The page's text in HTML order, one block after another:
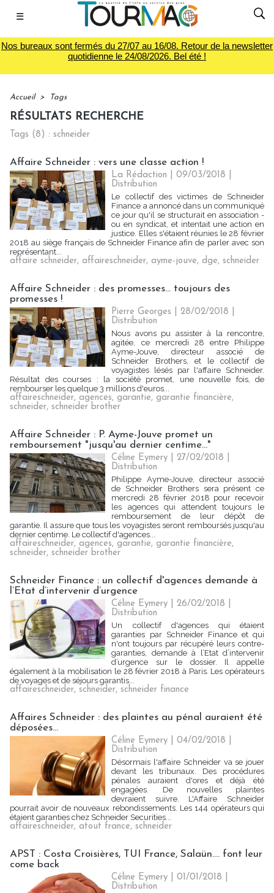
☰
Nos bureaux sont fermés du 27/07 au 16/08. Retour de la newsletter
quotidienne le 24/08/2026. Bel été !
Accueil > Tags
RÉSULTATS RECHERCHE
Tags (8) : schneider
Affaire Schneider : vers une classe action !
La Rédaction | 09/03/2018
Distribution
Le collectif des victimes de Schneider
Finance a annoncé dans un communiqué
ce jour qu'il se structurait en association -
ou en syndicat, et intentait une action en
justice. Elles s'étaient réunies le 28 février
2018 au siège français de Schneider Finance afin de parler avec son
représentant...
affaire schneider, affaireschneider, ayme-jouve, dge, schneider
Affaire Schneider : des promesses... toujours des
promesses !
Pierre Georges | 28/02/2018
Distribution
Nous avons pu assister à la rencontre,
agitée, ce mercredi 28 entre Philippe
Ayme-Jouve, directeur associé de
Schneider Brothers, et le collectif de
voyagistes lésés par l'affaire Schneider.
Résultat des courses : la société promet, une nouvelle fois, de
rembourser les quelque 3 millions d'euros...
affaireschneider, agences, garantie, garantie financière,
schneider, schneider brother
Affaire Schneider : P. Ayme-Jouve promet un
remboursement "jusqu'au dernier centime..."
Céline Eymery | 27/02/2018
Distribution
Philippe Ayme-Jouve, directeur associé
de Schneider Brothers sera présent ce
mercredi 28 février 2018 pour recevoir
les agences qui attendent toujours le
remboursement de leur dépôt de
garantie. Il assure que tous les voyagistes seront remboursés jusqu'au
dernier centime. Le collectif d'agences...
affaireschneider, agences, garantie, garantie financière,
schneider, schneider brother
Schneider Finance : un collectif d'agences demande à
l’Etat d’intervenir d’urgence
Céline Eymery | 26/02/2018
Distribution
Un collectif d'agences qui étaient
garanties par Schneider Finance et qui
n'ont toujours par récupéré leurs contre-
garanties, demande à l’Etat d’intervenir
d’urgence sur le dossier. Il appelle
également à la mobilisation le 28 février 2018 à Paris. Les opérateurs
de voyages et de séjours garantis...
affaireschneider, schneider, schneider finance
Affaires Schneider : des plaintes au pénal auraient été
déposées...
Céline Eymery | 04/02/2018
Distribution
Désormais l'affaire Schneider va se jouer
devant les tribunaux. Des procédures
pénales auraient d'ores et déjà été
engagées. De nouvelles plaintes
devraient suivre. L'Affaire Schneider
pourrait avoir de nouveaux rebondissements. Les 144 opérateurs qui
étaient garanties chez Schneider Securities...
affaireschneider, atout france, schneider
APST : Costa Croisières, TUI France, Salaün.... font leur
come back
Céline Eymery | 01/01/2018
Distribution